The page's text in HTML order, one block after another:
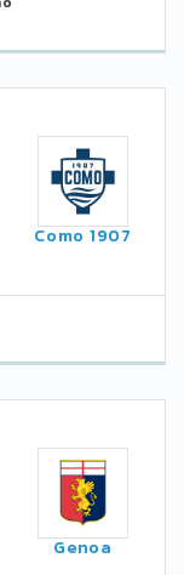
Como 1907
Genoa